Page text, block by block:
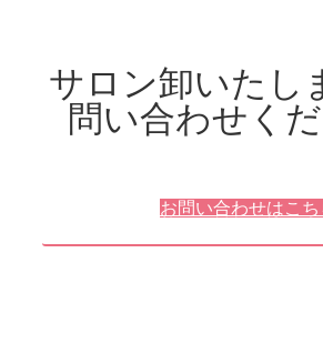
サロン卸いたし
問い合わせくだ
お問い合わせはこち